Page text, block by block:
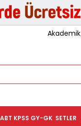
SETLER
KPSS GY-GK